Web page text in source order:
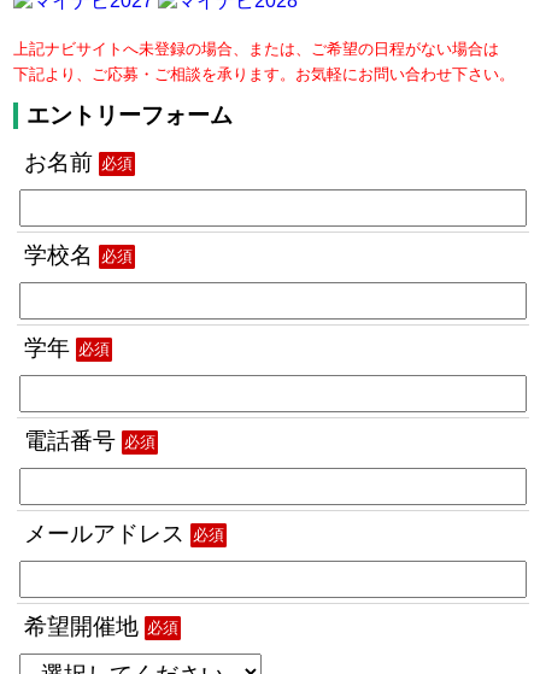
上記ナビサイトへ未登録の場合、または、ご希望の日程がない場合は
下記より、ご応募・ご相談を承ります。お気軽にお問い合わせ下さい。
エントリーフォーム
お名前 必須
学校名 必須
学年 必須
電話番号 必須
メールアドレス 必須
希望開催地 必須